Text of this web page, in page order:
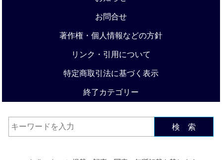
お問合せ
著作権・個人情報などの方針
リンク・引用について
特定商取引法に基づく表示
終了カテゴリー
検 索